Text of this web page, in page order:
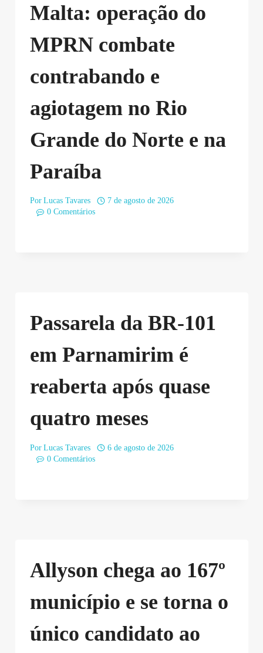
Malta: operação do
MPRN combate
contrabando e
agiotagem no Rio
Grande do Norte e na
Paraíba
Por Lucas Tavares
7 de agosto de 2026
0 Comentários
Passarela da BR-101
em Parnamirim é
reaberta após quase
quatro meses
Por Lucas Tavares
6 de agosto de 2026
0 Comentários
Allyson chega ao 167º
município e se torna o
único candidato ao